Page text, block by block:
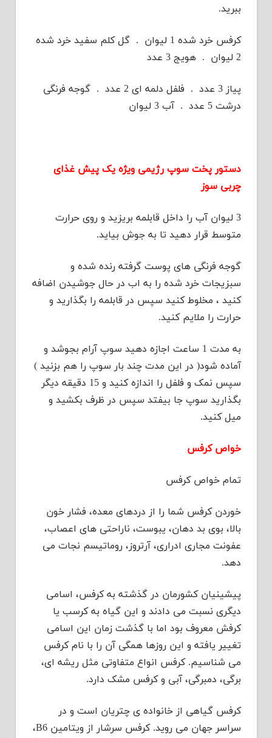
ببرید.
کرفس خرد شده 1 لیوان . گل کلم سفید خرد شده
2 لیوان . هویج 3 عدد
پیاز 3 عدد . فلفل دلمه ای 2 عدد . گوجه فرنگی
درشت 5 عدد . آب 3 لیوان
دستور پخت سوپ رژیمی ویژه یک پیش غذای
چربی سوز
3 لیوان آب را داخل قابلمه بریزید و روی حرارت
متوسط قرار دهید تا به جوش بیاید.
گوجه فرنگی های پوست گرفته رنده شده و
سبزیجات خرد شده را به اب در حال جوشیدن اضافه
کنید ، مخلوط کنید سپس در قابلمه را بگذارید و
حرارت را ملایم کنید.
به مدت 1 ساعت اجازه دهید سوپ آرام بجوشد و
آماده شود( در این مدت چند بار سوپ را هم بزنید )
سپس نمک و فلفل را اندازه کنید و 15 دقیقه دیگر
بگذارید سوپ جا بیفتد سپس در ظرف بکشید و
میل کنید.
خواص کرفس
تمام خواص کرفس
خوردن کرفس شما را از دردهای معده، فشار خون
بالا، بوی بد دهان، یبوست، ناراحتی های اعصاب،
عفونت مجاری ادراری، آرتروز، روماتیسم نجات می
دهد.
پیشینیان کشورمان در گذشته به کرفس، اسامی
دیگری نسبت می دادند و این گیاه به کرسب یا
کرفش معروف بود اما با گذشت زمان این اسامی
تغییر یافته و این روزها همگی آن را با نام کرفس
می شناسیم. کرفس انواع متفاوتی مثل ریشه ای،
برگی، دمبرگی، آبی و کرفس مشک دارد.
کرفس گیاهی از خانواده ی چتریان است و در
سراسر جهان می روید. کرفس سرشار از ویتامین B6،